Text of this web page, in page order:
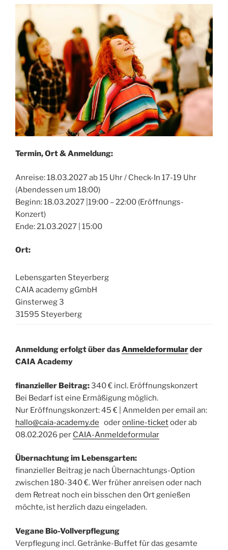
Termin, Ort & Anmeldung:
Anreise: 18.03.2027 ab 15 Uhr / Check-In 17-19 Uhr
(Abendessen um 18:00)
Beginn: 18.03.2027 |19:00 – 22:00 (Eröffnungs-
Konzert)
Ende: 21.03.2027 | 15:00
Ort:
Lebensgarten Steyerberg
CAIA academy gGmbH
Ginsterweg 3
31595 Steyerberg
Anmeldung erfolgt über dasAnmeldeformularder
CAIA Academy
finanzieller Beitrag:340 € incl. Eröffnungskonzert
Bei Bedarf ist eine Ermäßigung möglich.
Nur Eröffnungskonzert: 45 € | Anmelden per email an:
hallo@caia-academy.de oderonline-ticketoder ab
08.02.2026 per CAIA-Anmeldeformular
Übernachtung im Lebensgarten:
finanzieller Beitrag je nach Übernachtungs-Option
zwischen 180-340 €. Wer früher anreisen oder nach
dem Retreat noch ein bisschen den Ort genießen
möchte, ist herzlich dazu eingeladen.
Vegane Bio-Vollverpflegung
Verpflegung incl. Getränke-Buffet für das gesamte